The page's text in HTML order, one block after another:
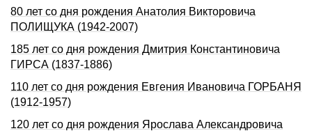
80 лет со дня рождения Анатолия Викторовича
ПОЛИЩУКА (1942-2007)
185 лет со дня рождения Дмитрия Константиновича
ГИРСА (1837-1886)
110 лет со дня рождения Евгения Ивановича ГОРБАНЯ
(1912-1957)
120 лет со дня рождения Ярослава Александровича